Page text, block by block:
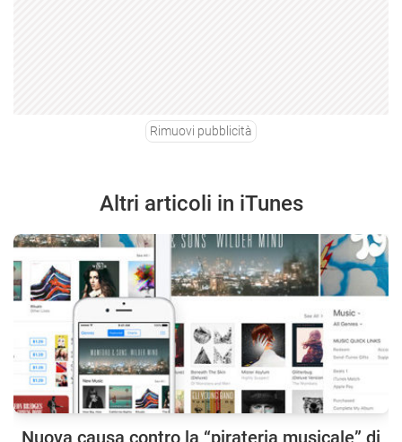
Rimuovi pubblicità
Altri articoli in iTunes
Nuova causa contro la “pirateria musicale” di